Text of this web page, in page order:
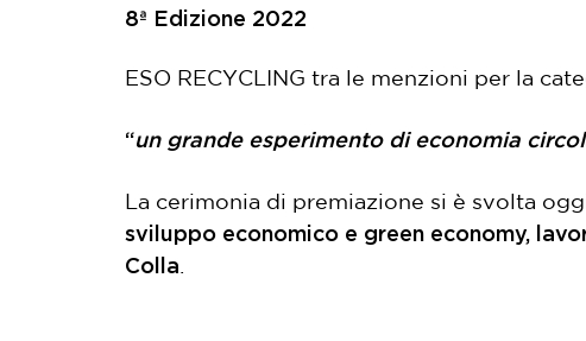
8ª Edizione 2022
ESO RECYCLING tra le menzioni per la
“un grande esperimento di economia
La cerimonia di premiazione si è svolta
sviluppo economico e green economy,
Colla.